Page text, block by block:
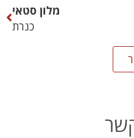
מלון סטאי
כנרת